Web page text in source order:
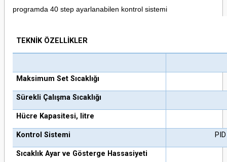
programda 40 step ayarlanabilen kontrol sistemi
TEKNİK ÖZELLİKLER
Maksimum Set Sıcaklığı
Sürekli Çalışma Sıcaklığı
Hücre Kapasitesi, litre
Kontrol Sistemi
Sıcaklık Ayar ve Gösterge Hassasiyeti